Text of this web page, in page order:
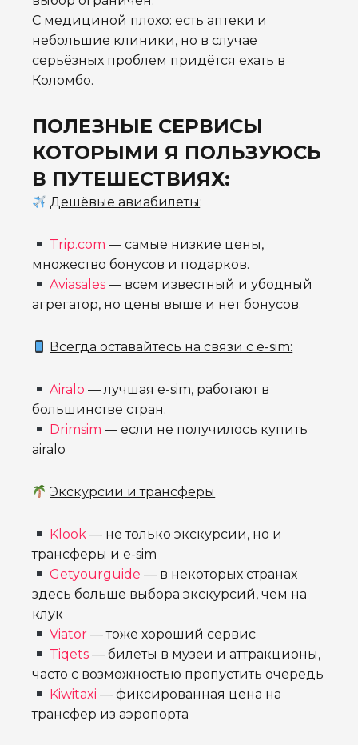
С медициной плохо: есть аптеки и
небольшие клиники, но в случае
серьёзных проблем придётся ехать в
Коломбо.
ПОЛЕЗНЫЕ СЕРВИСЫ
КОТОРЫМИ Я ПОЛЬЗУЮСЬ
В ПУТЕШЕСТВИЯХ:
Дешёвые авиабилеты:
Trip.com — самые низкие цены,
множество бонусов и подарков.
Aviasales — всем известный и убодный
агрегатор, но цены выше и нет бонусов.
Всегда оставайтесь на связи с e-sim:
Airalo — лучшая e-sim, работают в
большинстве стран.
Drimsim — если не получилось купить
airalo
Экскурсии и трансферы
Klook — не только экскурсии, но и
трансферы и e-sim
Getyourguide — в некоторых странах
здесь больше выбора экскурсий, чем на
клук
Viator — тоже хороший сервис
Tiqets — билеты в музеи и аттракционы,
часто с возможностью пропустить очередь
Kiwitaxi — фиксированная цена на
трансфер из аэропорта